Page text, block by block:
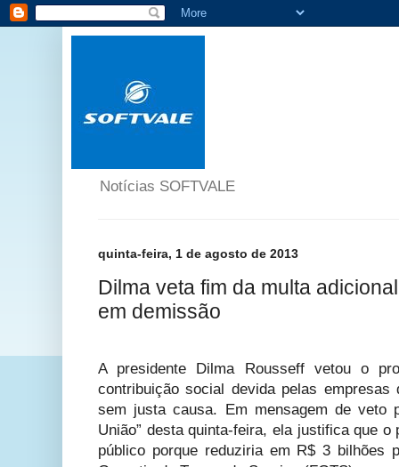
Notícias SOFTVALE
quinta-feira, 1 de agosto de 2013
Dilma veta fim da multa
em demissão
A presidente Dilma Rousseff vetou o
contribuição social devida pelas empresas
sem justa causa. Em mensagem de veto
União” desta quinta-feira, ela justifica que
público porque reduziria em R$ 3 bilhões